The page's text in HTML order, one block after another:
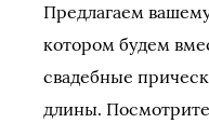
Предлагаем
котором будем
свадебные
длины.